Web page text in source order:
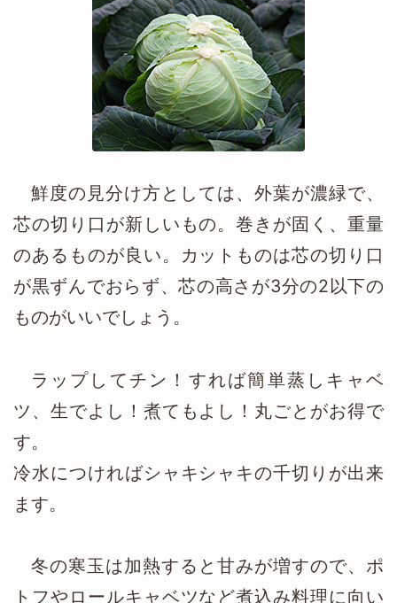
鮮度の見分け方としては、外葉が濃緑で、
芯の切り口が新しいもの。巻きが固く、重量
のあるものが良い。カットものは芯の切り口
が黒ずんでおらず、芯の高さが3分の2以下の
ものがいいでしょう。
ラップしてチン！すれば簡単蒸しキャベ
ツ、生でよし！煮てもよし！丸ごとがお得で
す。
冷水につければシャキシャキの千切りが出来
ます。
冬の寒玉は加熱すると甘みが増すので、ポ
トフやロールキャベツなど煮込み料理に向い